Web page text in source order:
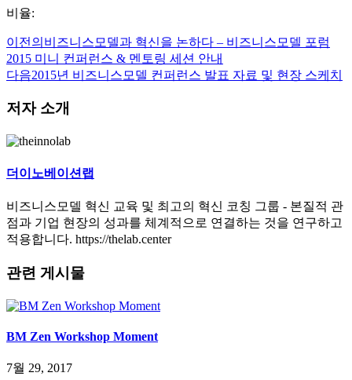
비율:
이전의 비즈니스모델과 혁신을 논하다 – 비즈니스모델 포럼
2015 미니 컨퍼런스 & 멘토링 세션 안내
다음2015년 비즈니스모델 컨퍼런스 발표 자료 및 현장 스케치
저자 소개
더이노베이션랩
비즈니스모델 혁신 교육 및 최고의 혁신 코칭 그룹 - 본질적 관
점과 기업 현장의 성과를 체계적으로 연결하는 것을 연구하고
적용합니다. https://thelab.center
관련 게시물
BM Zen Workshop Moment
7월 29, 2017